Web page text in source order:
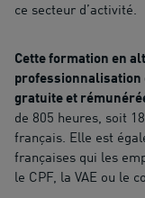
ce secteur d’activité.
Cette formation en
professionnalisation
gratuite et
de 805 heures, soit
français. Elle est
françaises qui les
le CPF, la VAE ou le